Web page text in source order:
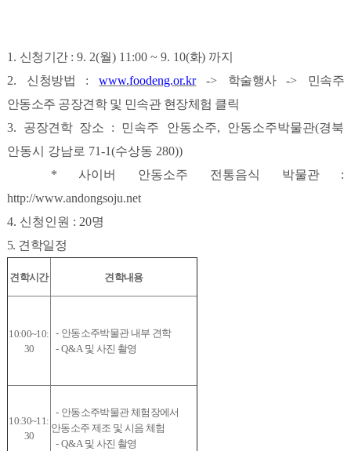
1. 신청기간 : 9. 2(월) 11:00 ~ 9. 10(화) 까지
2. 신청방법 :www.foodeng.or.kr -> 학술행사->
민속주
안동소주 공장견학 및 민속관 현장체험 클릭
3. 공장견학 장소 : 민속주 안동소주, 안동소주박물관(경북
안동시 강남로 71-1(수상동 280))
* 사이버 안동소주 전통음식 박물관
:
http://www.andongsoju.net
4. 신청인원 : 20명
5. 견학일정
견학시간 견학내용
10:00~10:
30
- 안동소주박물관 내부 견학
- Q&A 및 사진 촬영
10:30~11:
30
- 안동소주박물관 체험장에서
안동소주 제조 및 시음 체험
- Q&A 및 사진 촬영